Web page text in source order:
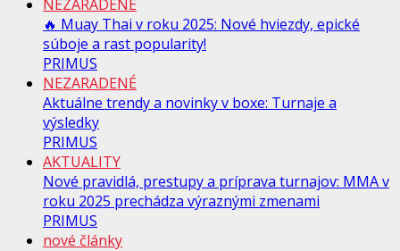
NEZARADENÉ
🔥 Muay Thai v roku 2025: Nové hviezdy, epické
súboje a rast popularity!
PRIMUS
NEZARADENÉ
Aktuálne trendy a novinky v boxe: Turnaje a
výsledky
PRIMUS
AKTUALITY
Nové pravidlá, prestupy a príprava turnajov: MMA v
roku 2025 prechádza výraznými zmenami
PRIMUS
nové články